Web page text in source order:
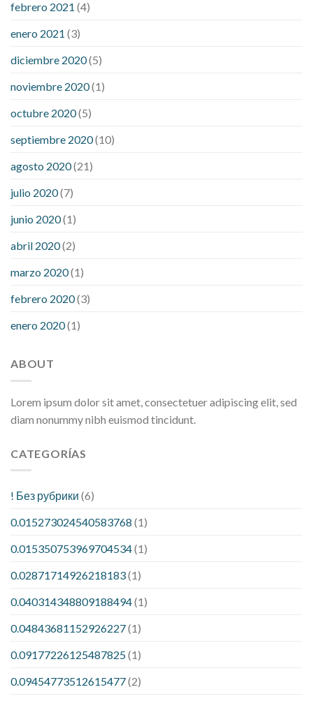
febrero 2021 (4)
enero 2021 (3)
diciembre 2020(5)
noviembre 2020(1)
octubre 2020(5)
septiembre 2020(10)
agosto 2020(21)
julio 2020(7)
junio 2020(1)
abril 2020(2)
marzo 2020(1)
febrero 2020(3)
enero 2020(1)
ABOUT
Lorem ipsum dolor sit amet, consectetuer adipiscing elit, sed
diam nonummy nibh euismod tincidunt.
CATEGORÍAS
! Без рубрики (6)
0.015273024540583768 (1)
0.015350753969704534(1)
0.02871714926218183(1)
0.040314348809188494(1)
0.04843681152926227(1)
0.09177226125487825(1)
0.09454773512615477(2)